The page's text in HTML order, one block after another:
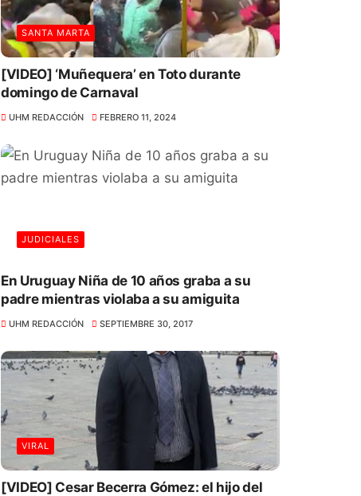
SANTA MARTA
[VIDEO] ‘Muñequera’ en Toto durante
domingo de Carnaval
UHM REDACCIÓN FEBRERO 11, 2024
JUDICIALES
En Uruguay Niña de 10 años graba a su
padre mientras violaba a su amiguita
UHM REDACCIÓN SEPTIEMBRE 30, 2017
VIRAL
[VIDEO] Cesar Becerra Gómez: el hijo del